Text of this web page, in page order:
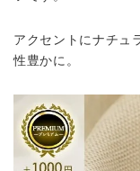
アクセントにナチュ
性豊かに。